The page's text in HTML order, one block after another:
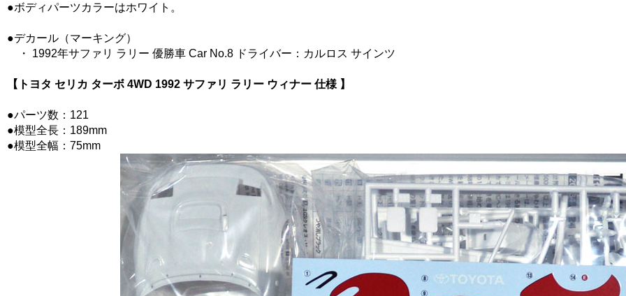
●ボディパーツカラーはホワイト。
●デカール（マーキング）
・ 1992年サファリ ラリー 優勝車 Car No.8 ドライバー：カルロス サインツ
【トヨタ セリカ ターボ 4WD 1992 サファリ ラリー ウィナー 仕様 】
●パーツ数：121
●模型全長：189mm
●模型全幅：75mm